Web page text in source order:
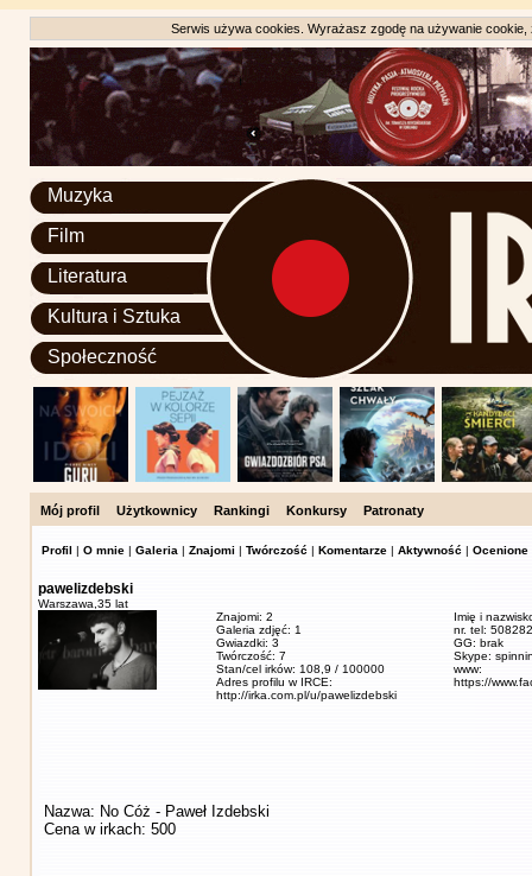
Serwis używa cookies. Wyrażasz zgodę na używanie
Muzyka
Film
Literatura
Kultura i Sztuka
Społeczność
Mój profil Użytkownicy Rankingi Konkursy Patronaty
Profil | O mnie | Galeria | Znajomi | Twórczość | Komentarze | Aktywność | Ocenione
pawelizdebski
Warszawa, 35 lat
Znajomi: 2
Galeria zdjęć: 1
Gwiazdki: 3
Twórczość: 7
Stan/cel irków: 108,9 / 100000
Adres profilu w IRCE:
http://irka.com.pl/u/pawelizdebski
Imię i
nr. tel:
GG: brak
Skype:
www:
https://
Nazwa: No Cóż - Paweł Izdebski
Cena w irkach: 500